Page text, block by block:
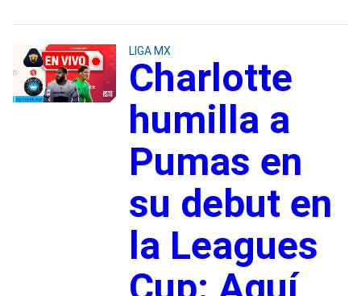
LIGA MX
Charlotte
humilla a
Pumas en
su debut en
la Leagues